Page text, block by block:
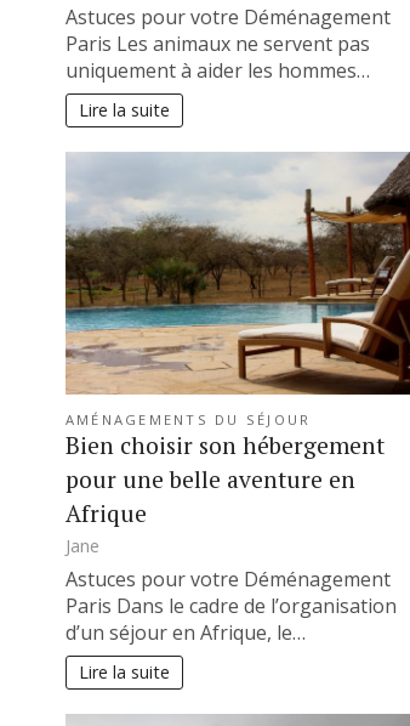
Astuces pour votre Déménagement
Paris Les animaux ne servent pas
uniquement à aider les hommes…
Lire la suite
AMÉNAGEMENTS DU SÉJOUR
Bien choisir son hébergement
pour une belle aventure en
Afrique
Jane
Astuces pour votre Déménagement
Paris Dans le cadre de l’organisation
d’un séjour en Afrique, le…
Lire la suite